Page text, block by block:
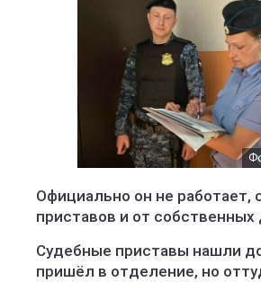
Официально он не работает,
приставов и от собственных
Судебные приставы нашли
пришёл в отделение, но